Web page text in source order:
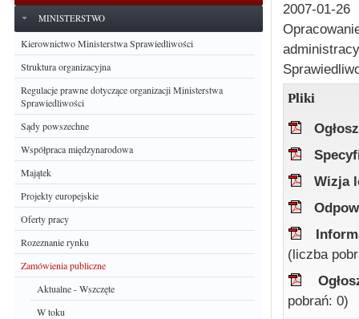
MINISTERSTWO
Kierownictwo Ministerstwa Sprawiedliwości
Struktura organizacyjna
Regulacje prawne dotyczące organizacji Ministerstwa
Sprawiedliwości
Sądy powszechne
Współpraca międzynarodowa
Majątek
Projekty europejskie
Oferty pracy
Rozeznanie rynku
Zamówienia publiczne
Aktualne - Wszczęte
W toku
2007-01-26
Pliki
Wizja
(liczba
pobrań: 0)